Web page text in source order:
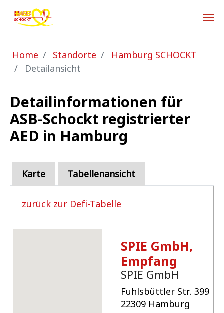
Zum Hauptinhalt springen
Sie sind hier:
Home Standorte
Hamburg SCHOCKT
Detailansicht
Detailinformationen für
ASB-Schockt registrierter
AED in Hamburg
Karte Tabellenansicht
zurück zur Defi-Tabelle
SPIE GmbH,
Empfang
SPIE GmbH
Fuhlsbüttler Str. 399
22309 Hamburg